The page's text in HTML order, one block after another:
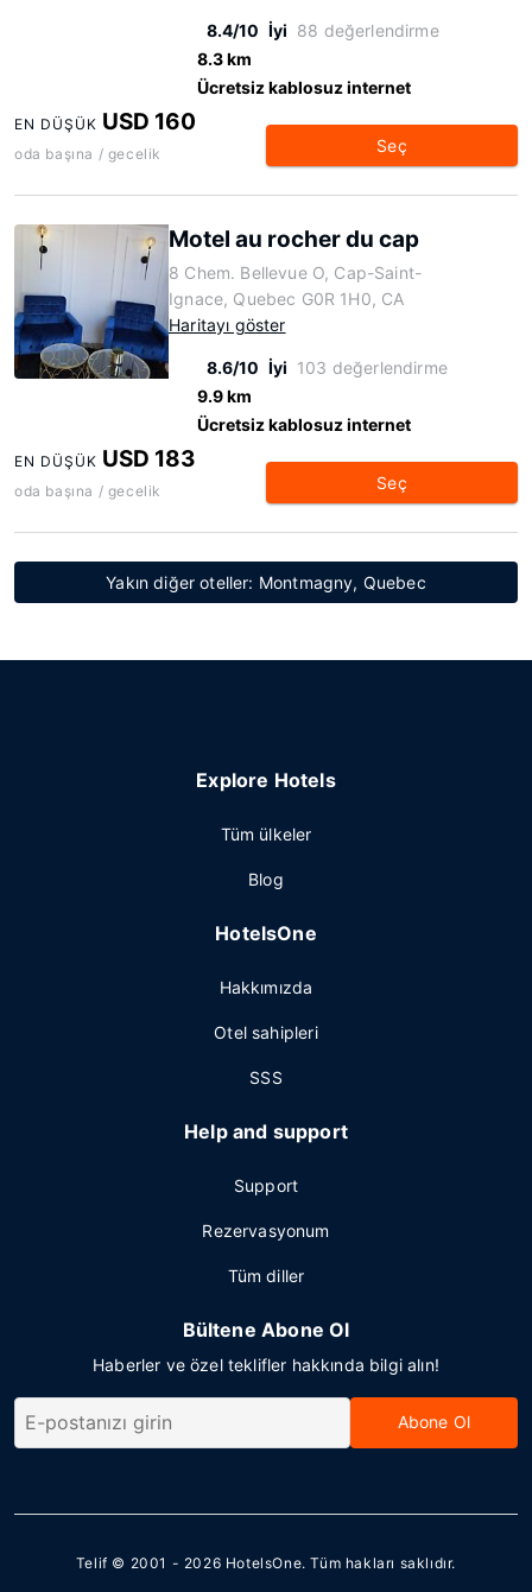
8.4/10 İyi 88 değerlendirme
8.3 km
Ücretsiz kablosuz internet
EN DÜŞÜK USD 160
oda başına / gecelik Seç
Motel au rocher du cap
8 Chem. Bellevue O, Cap-Saint-
Ignace, Quebec G0R 1H0, CA
Haritayı göster
8.6/10 İyi 103 değerlendirme
9.9 km
Ücretsiz kablosuz internet
EN DÜŞÜK USD 183
oda başına / gecelik Seç
Yakın diğer oteller: Montmagny, Quebec
Explore Hotels
Tüm ülkeler
Blog
HotelsOne
Hakkımızda
Otel sahipleri
SSS
Help and support
Support
Rezervasyonum
Tüm diller
Bültene Abone Ol
Haberler ve özel teklifler hakkında bilgi alın!
Abone Ol
Telif © 2001 - 2026 HotelsOne. Tüm hakları saklıdır.